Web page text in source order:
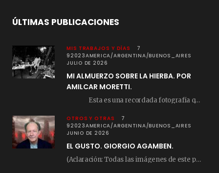
ÚLTIMAS PUBLICACIONES
MIS TRABAJOS Y DÍAS
7
92023AMERICA/ARGENTINA/BUENOS_AIRES
JULIO DE 2026
MI ALMUERZO SOBRE LA HIERBA. POR
AMILCAR MORETTI.
Esta es una recordada fotografía que registré…
OTROS Y OTRAS
7
92023AMERICA/ARGENTINA/BUENOS_AIRES
JUNIO DE 2026
EL GUSTO. GIORGIO AGAMBEN.
(Aclaración: Todas las imágenes de este posteo fueron tomadas de Bloghemia.com, y todos los…